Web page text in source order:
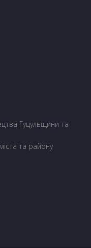
Гуцульщини та
та району